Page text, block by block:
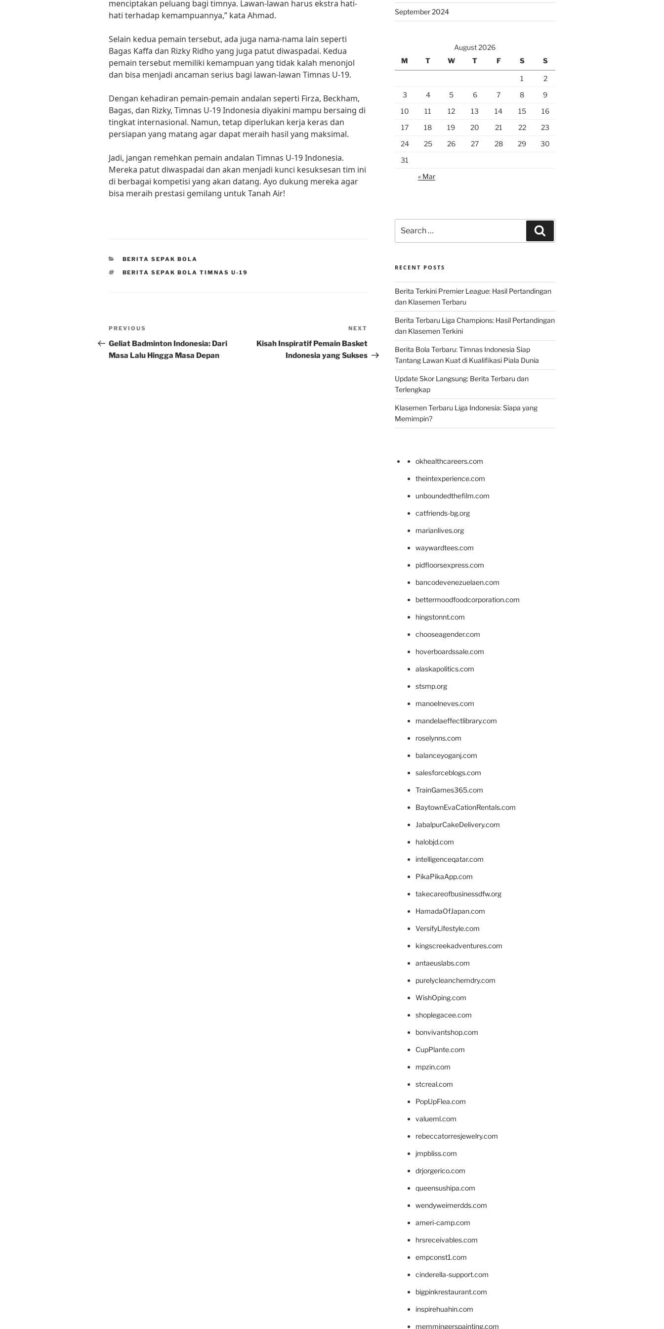
menciptakan peluang bagi timnya. Lawan-lawan harus ekstra hati-
hati terhadap kemampuannya,” kata Ahmad.
Selain kedua pemain tersebut, ada juga nama-nama lain seperti
Bagas Kaffa dan Rizky Ridho yang juga patut diwaspadai. Kedua
pemain tersebut memiliki kemampuan yang tidak kalah menonjol
dan bisa menjadi ancaman serius bagi lawan-lawan Timnas U-19.
Dengan kehadiran pemain-pemain andalan seperti Firza, Beckham,
Bagas, dan Rizky, Timnas U-19 Indonesia diyakini mampu bersaing di
tingkat internasional. Namun, tetap diperlukan kerja keras dan
persiapan yang matang agar dapat meraih hasil yang maksimal.
Jadi, jangan remehkan pemain andalan Timnas U-19 Indonesia.
Mereka patut diwaspadai dan akan menjadi kunci kesuksesan tim ini
di berbagai kompetisi yang akan datang. Ayo dukung mereka agar
bisa meraih prestasi gemilang untuk Tanah Air!
CATEGORIES
BERITA SEPAK BOLA
TAGS
BERITA SEPAK BOLA TIMNAS U-19
Post
navigation
Previous
Post
PREVIOUS
Geliat Badminton Indonesia: Dari
Masa Lalu Hingga Masa Depan
Post
NEXT
Kisah Inspiratif Pemain Basket
Indonesia yang Sukses
September 2024
August 2026
M
T W T F S S
1
2
3
4 5 6 7 8
9
10
11 12 13 14 15
16
17
18 19 20 21 22
23
24
25 26 27 28 29
30
31
« Mar
for:
RECENT POSTS
Berita Terkini Premier League: Hasil Pertandingan
dan Klasemen Terbaru
Berita Terbaru Liga Champions: Hasil Pertandingan
dan Klasemen Terkini
Berita Bola Terbaru: Timnas Indonesia Siap
Tantang Lawan Kuat di Kualifikasi Piala Dunia
Update Skor Langsung: Berita Terbaru dan
Terlengkap
Klasemen Terbaru Liga Indonesia: Siapa yang
Memimpin?
okhealthcareers.com
theintexperience.com
unboundedthefilm.com
catfriends-bg.org
marianlives.org
waywardtees.com
pidfloorsexpress.com
bancodevenezuelaen.com
bettermoodfoodcorporation.com
hingstonnt.com
chooseagender.com
hoverboardssale.com
alaskapolitics.com
stsmp.org
manoelneves.com
mandelaeffectlibrary.com
roselynns.com
balanceyoganj.com
salesforceblogs.com
TrainGames365.com
BaytownEvaCationRentals.com
JabalpurCakeDelivery.com
halobjd.com
intelligenceqatar.com
PikaPikaApp.com
takecareofbusinessdfw.org
HamadaOfJapan.com
VersifyLifestyle.com
kingscreekadventures.com
antaeuslabs.com
purelycleanchemdry.com
WishOping.com
shoplegacee.com
bonvivantshop.com
CupPlante.com
mpzin.com
stcreal.com
PopUpFlea.com
valueml.com
rebeccatorresjewelry.com
jmpbliss.com
drjorgerico.com
queensushipa.com
wendyweimerdds.com
ameri-camp.com
hrsreceivables.com
empconst1.com
cinderella-support.com
bigpinkrestaurant.com
inspirehuahin.com
memmingerspainting.com